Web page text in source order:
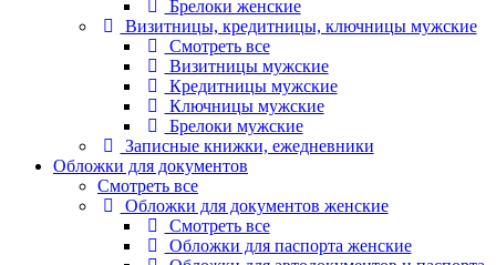
Брелоки женские
Визитницы, кредитницы, ключницы мужские
Смотреть все
Визитницы мужские
Кредитницы мужские
Ключницы мужские
Брелоки мужские
Записные книжки, ежедневники
Обложки для документов
Смотреть все
Обложки для документов женские
Смотреть все
Обложки для паспорта женские